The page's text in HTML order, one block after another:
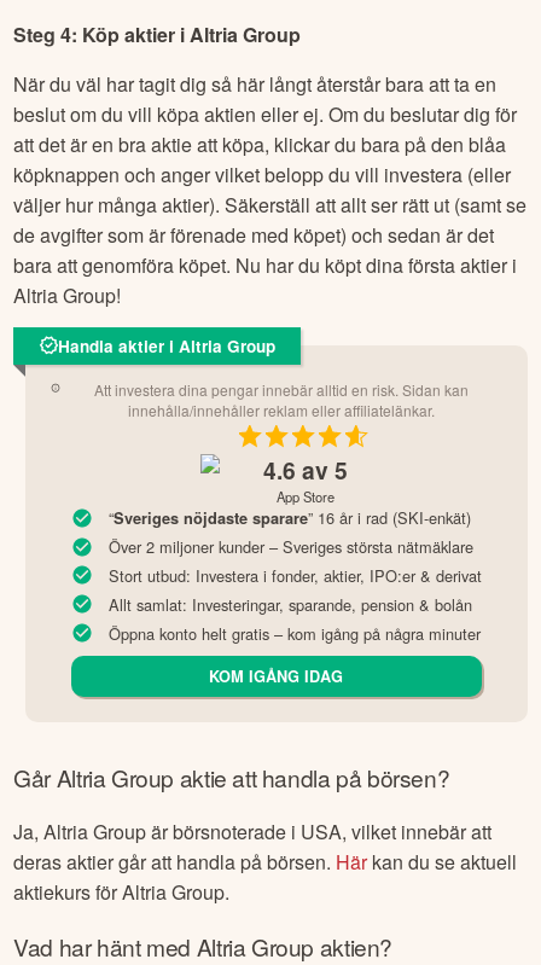
Steg 4: Köp aktier iAltria Group
När du väl har tagit dig så här långt återstår bara att ta en
beslut om du vill köpa aktien eller ej. Om du beslutar dig för
att det är en bra aktie att köpa, klickar du bara på den blåa
köpknappen och anger vilket belopp du vill investera (eller
väljer hur många aktier). Säkerställ att allt ser rätt ut (samt se
de avgifter som är förenade med köpet) och sedan är det
bara att genomföra köpet. Nu har du köpt dina första aktier i
Altria Group!
Handla aktier i Altria Group
Att investera dina pengar innebär alltid en risk. Sidan kan
innehålla/innehåller reklam eller affiliatelänkar.
4.6 av 5
App Store
“Sveriges nöjdaste sparare” 16 år i rad (SKI-enkät)
Över 2 miljoner kunder – Sveriges största nätmäklare
Stort utbud: Investera i fonder, aktier, IPO:er & derivat
Allt samlat: Investeringar, sparande, pension & bolån
Öppna konto helt gratis – kom igång på några minuter
KOM IGÅNG IDAG
GårAltria Group aktie att handla på börsen?
Ja,Altria Groupär börsnoterade i USA, vilket innebär att
deras aktier går att handla på börsen. Härkan du se aktuell
aktiekurs förAltria Group.
Vad har hänt med Altria Group aktien?